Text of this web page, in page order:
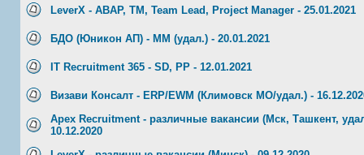
LeverX - ABAP, TM, Team Lead, Project Manager - 25.01.2021
БДО (Юникон АП) - ММ (удал.) - 20.01.2021
IT Recruitment 365 - SD, PP - 12.01.2021
Визави Консалт - ERP/EWM (Климовск МО/удал.) -
Apex Recruitment - различные вакансии (Мск, Ташкент,
10.12.2020